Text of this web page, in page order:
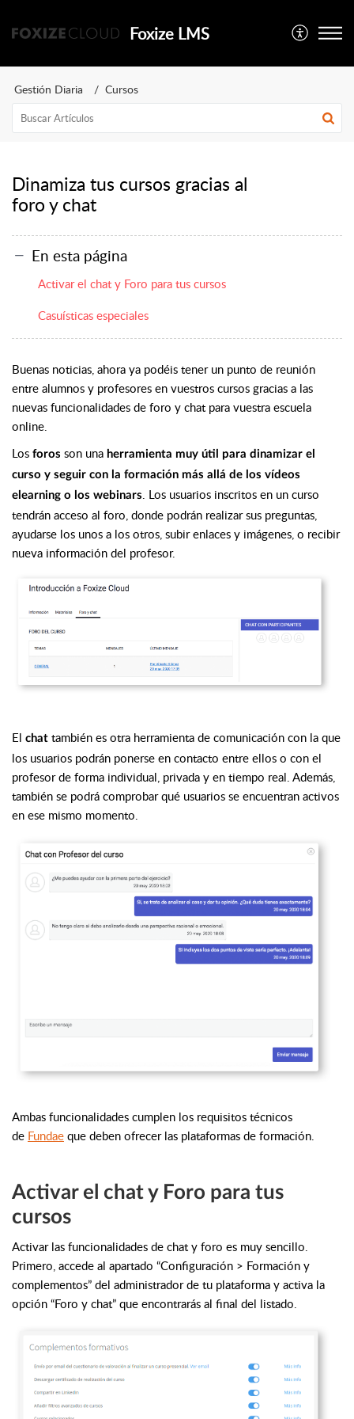
Foxize LMS
Gestión Diaria Cursos
Dinamiza tus cursos gracias al
foro y chat
En esta página
Activar el chat y Foro para tus cursos
Casuísticas especiales
Buenas noticias, ahora ya podéis tener un punto de reunión
entre alumnos y profesores en vuestros cursos gracias a las
nuevas funcionalidades de foro y chat para vuestra escuela
online.
Los foros son una herramienta muy útil para dinamizar el
curso y seguir con la formación más allá de los vídeos
elearning o los webinars
. Los usuarios inscritos en un curso
tendrán acceso al foro, donde podrán realizar sus preguntas,
ayudarse los unos a los otros, subir enlaces y imágenes, o recibir
nueva información del profesor.
El chat también es otra herramienta de comunicación con la que
los usuarios podrán ponerse en contacto entre ellos o con el
profesor de forma individual, privada y en tiempo real. Además,
también se podrá comprobar qué usuarios se encuentran activos
en ese mismo momento.
Ambas funcionalidades cumplen los requisitos técnicos
de Fundae que deben ofrecer las plataformas de formación.
Activar el chat y Foro para tus
cursos
Activar las funcionalidades de chat y foro es muy sencillo.
Primero, accede al apartado “Configuración > Formación y
complementos” del administrador de tu plataforma y activa la
opción “Foro y chat” que encontrarás al final del listado.